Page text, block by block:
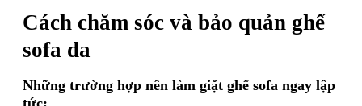
Cách chăm sóc và bảo quản ghế
sofa da
Những trường hợp nên làm giặt ghế sofa ngay lập